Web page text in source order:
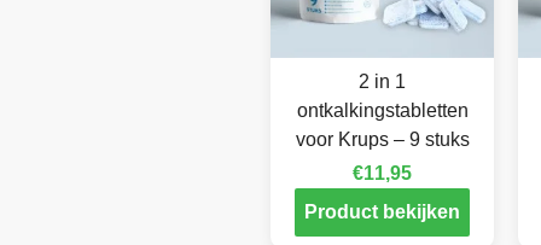
2 in 1
ontkalkingstabletten
voor Krups – 9 stuks
€11,95
Product bekijken